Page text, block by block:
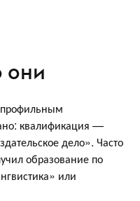
они
квалификация —
дело». Часто
образование по
или